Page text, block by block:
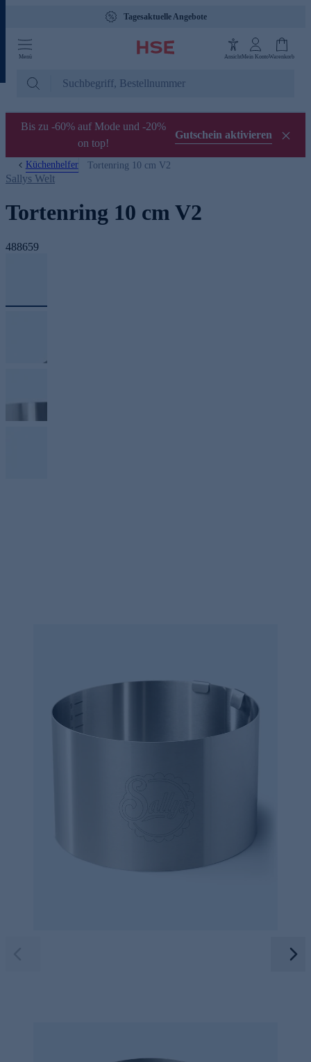
Tagesaktuelle Angebote
Menü AnsichtMein KontoWarenkorb
Bis zu -60% auf Mode und -20%
on top!
Gutschein aktivieren
Küchenhelfer Tortenring 10 cm V2
Sallys Welt
Tortenring 10 cm V2
488659